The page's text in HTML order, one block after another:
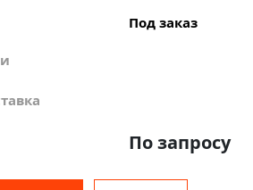
Под заказ
По запросу